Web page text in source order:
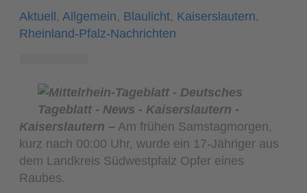
Aktuell,Allgemein, Blaulicht, Kaiserslautern,
Rheinland-Pfalz-Nachrichten
Kaiserslautern – Am frühen Samstagmorgen,
kurz nach 00:00 Uhr, wurde ein 17-Jähriger aus
dem Landkreis Südwestpfalz Opfer eines
Raubes.